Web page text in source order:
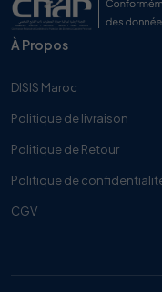
À Propos
DISIS Maroc
Politique de livraison
Politique de Retour
Politique de
CGV